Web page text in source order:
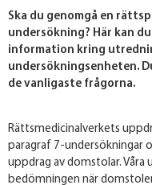
Ska du genomgå en
undersökning? Här kan
information kring
undersökningsenheten.
de vanligaste frågorna.
Rättsmedicinalverkets
paragraf 7-undersökningar
uppdrag av domstolar. Våra
bedömningen när